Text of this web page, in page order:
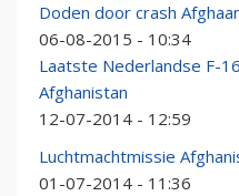
Doden door crash
06-08-2015 - 10:34
Laatste Nederlandse F-
Afghanistan
12-07-2014 - 12:59
Luchtmachtmissie
01-07-2014 - 11:36